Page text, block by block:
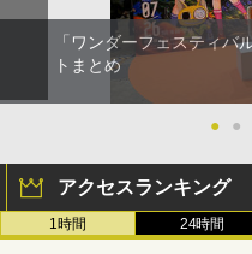
「ワンダーフェスティバ
トまとめ
● ●
アクセスランキング
1時間 24時間